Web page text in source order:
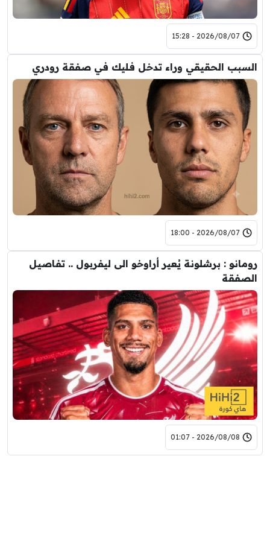
2026/08/07 - 15:28
السبب الحقيقي وراء تدخل فليك في صفقة رودري
2026/08/07 - 18:00
رومانو : برشلونة يُعير أراوخو الى ليفربول .. تفاصيل
الصفقة
2026/08/08 - 01:07